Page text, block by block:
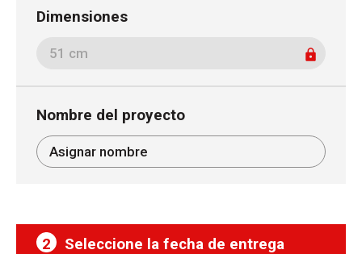
Dimensiones
Nombre del proyecto
2
Seleccione la fecha de entrega